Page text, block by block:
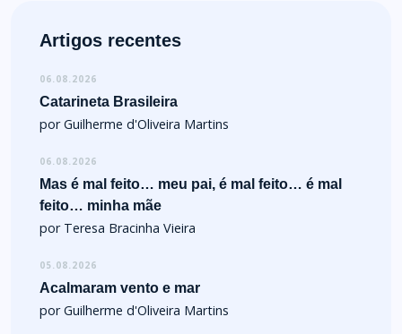
Artigos recentes
06.08.2026
Catarineta Brasileira
por Guilherme d'Oliveira Martins
06.08.2026
Mas é mal feito… meu pai, é mal feito… é mal
feito… minha mãe
por Teresa Bracinha Vieira
05.08.2026
Acalmaram vento e mar
por Guilherme d'Oliveira Martins